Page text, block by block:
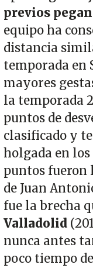
previos
equipo ha
distancia
temporada en
mayores
la temporada
puntos de
clasificado y
holgada en los
puntos fueron
de Juan
fue la brecha
Valladolid
nunca antes
poco tiempo